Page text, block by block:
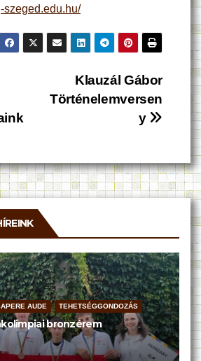
szeged.edu.hu/
Klauzál Gábor
Történelemversen
y
AUDE TEHETSÉGGONDOZÁS
bronzérem